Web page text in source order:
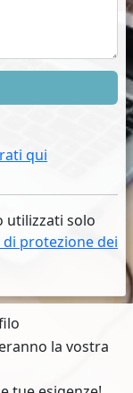
qui
utilizzati solo
di protezione dei
la vostra